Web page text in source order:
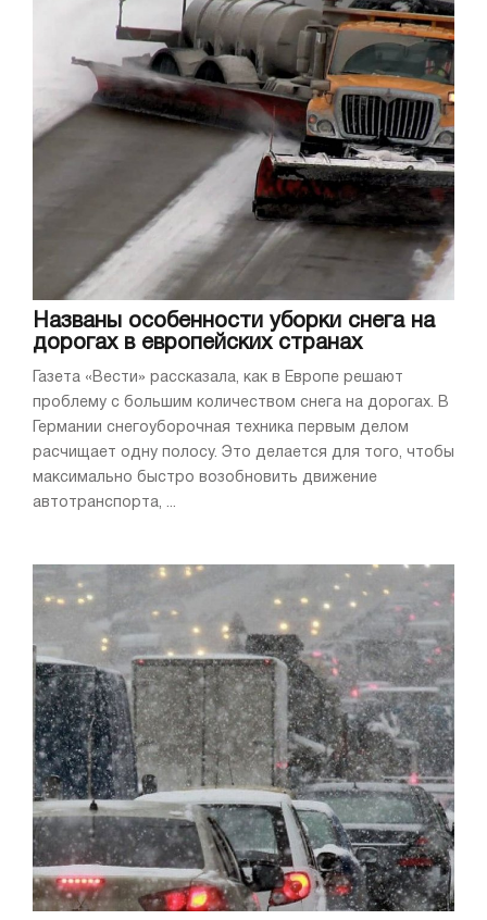
Названы особенности уборки снега на
дорогах в европейских странах
Газета «Вести» рассказала, как в Европе решают
проблему с большим количеством снега на дорогах. В
Германии снегоуборочная техника первым делом
расчищает одну полосу. Это делается для того, чтобы
максимально быстро возобновить движение
автотранспорта, ...